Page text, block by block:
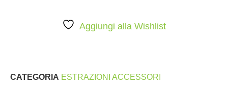
Aggiungi alla Wishlist
CATEGORIA ESTRAZIONI ACCESSORI